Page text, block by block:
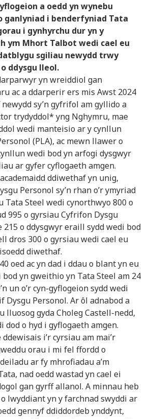
a oedd yn wynebu
ganlyniad i benderfyniad Tata
i gynhyrchu dur yn y
ym Mhort Talbot wedi cael eu
sgiliau newydd trwy
ddysgu lleol.
yn wreiddiol gan
ac a ddarperir ers mis Awst 2024
sy’n gyfrifol am gyllido a
trydyddol* yng Nghymru, mae
wedi manteisio ar y cynllun
(PLA), ac mewn llawer o
wedi bod yn arfogi dysgwyr
ar gyfer cyflogaeth amgen.
ddiwethaf yn unig,
Personol sy’n rhan o’r ymyriad
Steel wedi cynorthwyo 800 o
995 o gyrsiau Cyfrifon Dysgu
215 o ddysgwyr eraill sydd wedi bod
dros 300 o gyrsiau wedi cael eu
diwethaf.
oed ac yn dad i ddau o blant yn eu
yn gweithio yn Tata Steel am 24
un o’r cyn-gyflogeion sydd wedi
Dysgu Personol. Ar ôl adnabod a
lluosog gyda Choleg Castell-nedd,
dod o hyd i gyflogaeth amgen.
ddewisais i’r cyrsiau am mai’r
orau i mi fel ffordd o
ar fy mhrofiadau a’m
nad oedd wastad yn cael ei
gan gyrff allanol. A minnau heb
lwyddiant yn y farchnad swyddi ar
gennyf ddiddordeb ynddynt,